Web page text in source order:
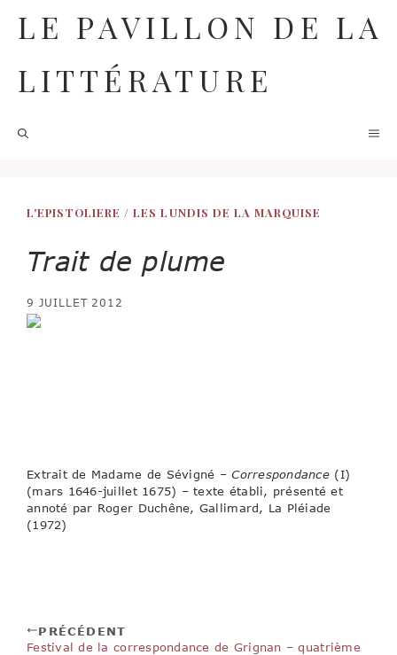
contenu
LE PAVILLON DE LA
LITTÉRATURE
L'EPISTOLIERE /LES LUNDIS DE LA MARQUISE
Trait de plume
9 JUILLET 2012
Extrait de Madame de Sévigné –Correspondance (I)
(mars 1646-juillet 1675) – texte établi, présenté et
annoté par Roger Duchêne, Gallimard, La Pléiade
(1972)
PRÉCÉDENT
Festival de la correspondance de Grignan – quatrième